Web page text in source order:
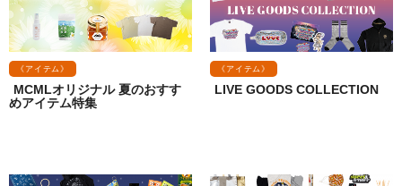
《アイテム》
MCMLオリジナル 夏のおすす
めアイテム特集
《アイテム》
LIVE GOODS COLLECTION